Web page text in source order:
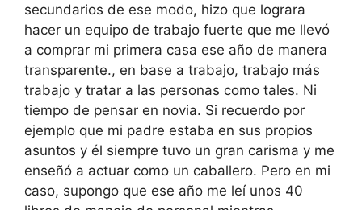
secundarios de ese modo, hizo que lograra
hacer un equipo de trabajo fuerte que me llevó
a comprar mi primera casa ese año de manera
transparente., en base a trabajo, trabajo más
trabajo y tratar a las personas como tales. Ni
tiempo de pensar en novia. Si recuerdo por
ejemplo que mi padre estaba en sus propios
asuntos y él siempre tuvo un gran carisma y me
enseñó a actuar como un caballero. Pero en mi
caso, supongo que ese año me leí unos 40